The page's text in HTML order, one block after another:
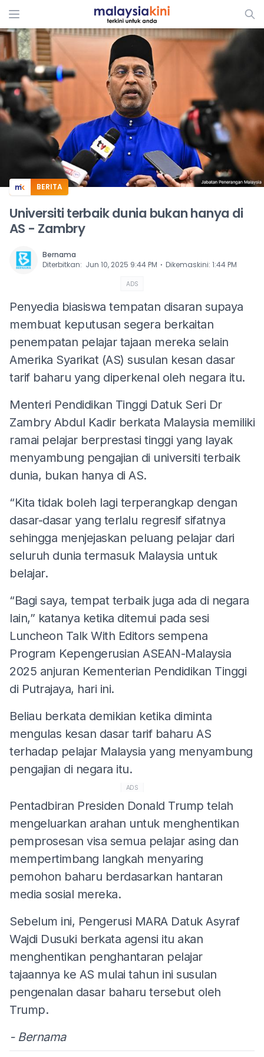
ADS
BERITA
Universiti terbaik dunia bukan hanya di
AS - Zambry
Bernama
Diterbitkan: Jun 10, 2025 9:44 PM ⋅ Dikemaskini: 1:44 PM
ADS
Penyedia biasiswa tempatan disaran supaya
membuat keputusan segera berkaitan
penempatan pelajar tajaan mereka selain
Amerika Syarikat (AS) susulan kesan dasar
tarif baharu yang diperkenal oleh negara itu.
Menteri Pendidikan Tinggi Datuk Seri Dr
Zambry Abdul Kadir berkata Malaysia memiliki
ramai pelajar berprestasi tinggi yang layak
menyambung pengajian di universiti terbaik
dunia, bukan hanya di AS.
“Kita tidak boleh lagi terperangkap dengan
dasar-dasar yang terlalu regresif sifatnya
sehingga menjejaskan peluang pelajar dari
seluruh dunia termasuk Malaysia untuk
belajar.
“Bagi saya, tempat terbaik juga ada di negara
lain,” katanya ketika ditemui pada sesi
Luncheon Talk With Editors sempena
Program Kepengerusian ASEAN-Malaysia
2025 anjuran Kementerian Pendidikan Tinggi
di Putrajaya, hari ini.
Beliau berkata demikian ketika diminta
mengulas kesan dasar tarif baharu AS
terhadap pelajar Malaysia yang menyambung
pengajian di negara itu.
ADS
Pentadbiran Presiden Donald Trump telah
mengeluarkan arahan untuk menghentikan
pemprosesan visa semua pelajar asing dan
mempertimbang langkah menyaring
pemohon baharu berdasarkan hantaran
media sosial mereka.
Sebelum ini, Pengerusi MARA Datuk Asyraf
Wajdi Dusuki berkata agensi itu akan
menghentikan penghantaran pelajar
tajaannya ke AS mulai tahun ini susulan
pengenalan dasar baharu tersebut oleh
Trump.
- Bernama